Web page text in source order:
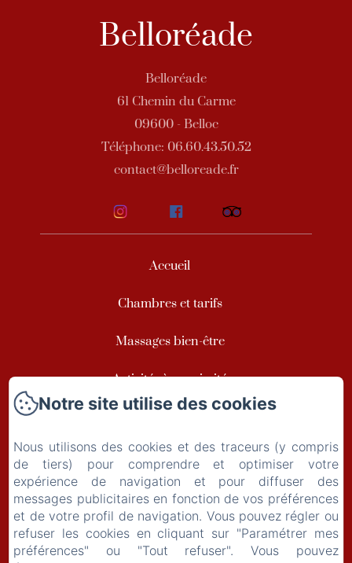
Belloréade
Belloréade
61 Chemin du Carme
09600 - Belloc
Téléphone: 06.60.43.50.52
contact@belloreade.fr
Accueil
Chambres et tarifs
Massages bien-être
Activités à proximité
Contact / Bons cadeaux
Politique de confidentialité
Informations légales
Notre site utilise des cookies
Nous utilisons des cookies et des traceurs (y compris
de tiers) pour comprendre et optimiser votre
expérience de navigation et pour diffuser des
messages publicitaires en fonction de vos préférences
et de votre profil de navigation. Vous pouvez régler ou
refuser les cookies en cliquant sur "Paramétrer mes
préférences" ou "Tout refuser". Vous pouvez